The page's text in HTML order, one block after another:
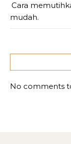
Cara
mudah.
No comments